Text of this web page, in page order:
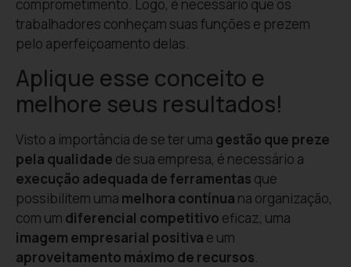
comprometimento. Logo, é necessário que os
trabalhadores conheçam suas funções e prezem
pelo aperfeiçoamento delas.
Aplique esse conceito e
melhore seus resultados!
Visto a importância de se ter uma gestão que preze
pela qualidade de sua empresa, é necessário a
execução adequada de ferramentas que
possibilitem uma melhora contínua na organização,
com um diferencial competitivo eficaz, uma
imagem empresarial positiva e um
aproveitamento máximo de recursos.